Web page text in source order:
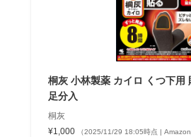
桐灰 小林製薬 カイロ くつ下用
足分入
桐灰
¥1,000
（2025/11/29 18:05時点 | Amazon